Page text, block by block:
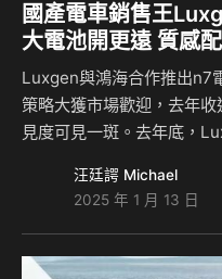
國產電車銷售王
大電池開更遠 質感
Luxgen與鴻海合作推出n7
策略大獲市場歡迎，去年
見度可見一斑。去年底，
與質感進行升級，從上市
續穩定成長。 說實在的，
挺到位，而且相當好開，
好的國產電動跨界休旅的
汪廷諤 Michael
2025 年 1 月 13 日